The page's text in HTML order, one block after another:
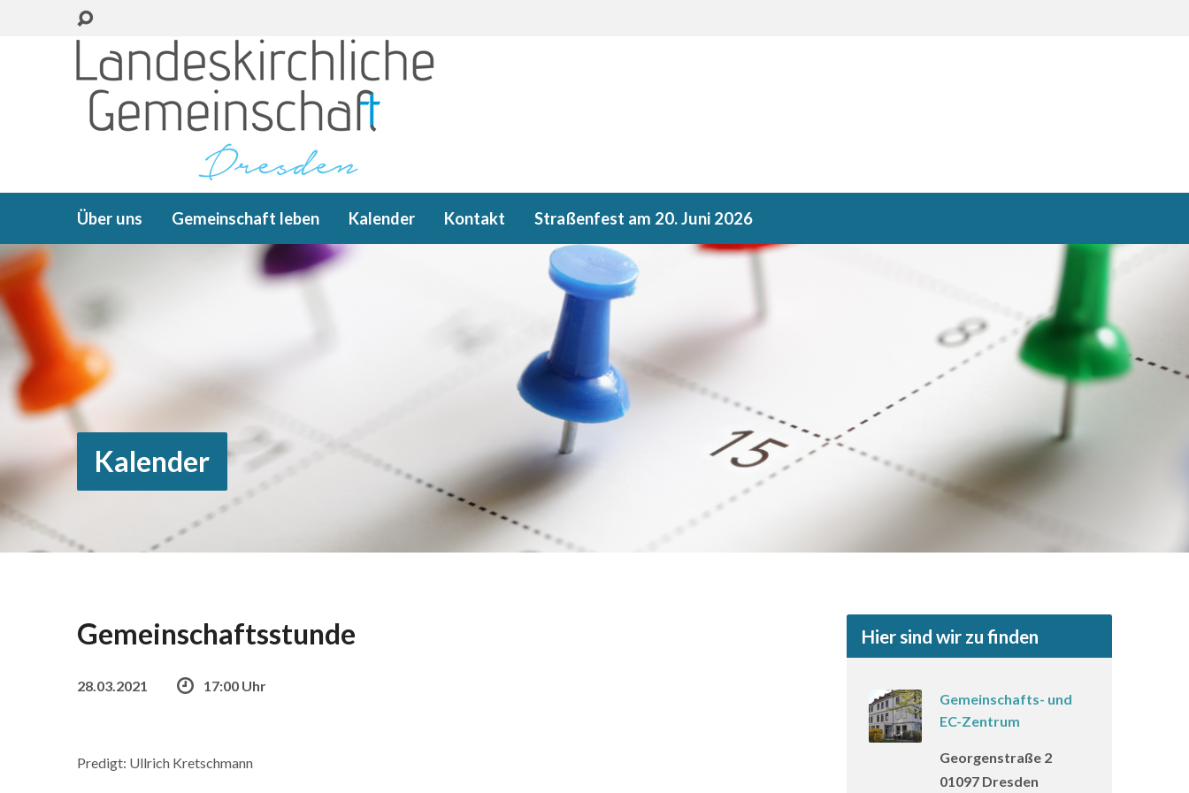
Über uns Gemeinschaft leben Kalender Kontakt Straßenfest am 20. Juni 2026
Kalender
Gemeinschaftsstunde
28.03.2021 17:00 Uhr
Predigt: Ullrich Kretschmann
Hier sind wir zu finden
Gemeinschafts- und
EC-Zentrum
Georgenstraße 2
01097 Dresden